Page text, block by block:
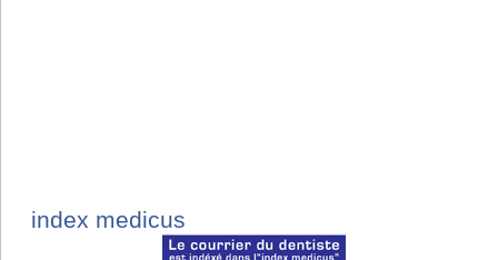
index medicus